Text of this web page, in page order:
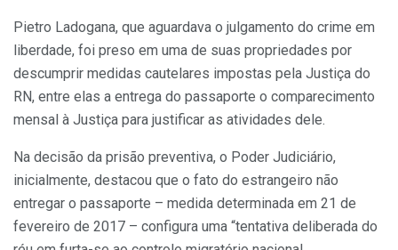
Pietro Ladogana, que aguardava o julgamento do crime em
liberdade, foi preso em uma de suas propriedades por
descumprir medidas cautelares impostas pela Justiça do
RN, entre elas a entrega do passaporte o comparecimento
mensal à Justiça para justificar as atividades dele.
Na decisão da prisão preventiva, o Poder Judiciário,
inicialmente, destacou que o fato do estrangeiro não
entregar o passaporte – medida determinada em 21 de
fevereiro de 2017 – configura uma “tentativa deliberada do